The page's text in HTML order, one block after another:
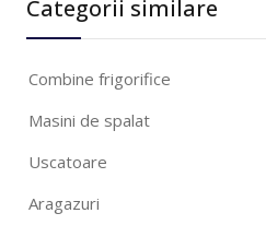
Categorii similare
Combine frigorifice
Masini de spalat
Uscatoare
Aragazuri